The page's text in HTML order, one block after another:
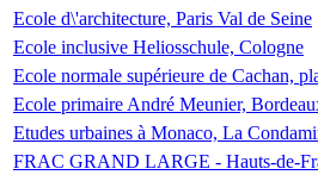
Ecole d\'architecture, Paris Val de Seine
Ecole inclusive Heliosschule, Cologne
Ecole normale supérieure de Cachan,
Ecole primaire André Meunier,
Etudes urbaines à Monaco, La
FRAC GRAND LARGE - Hauts-de-